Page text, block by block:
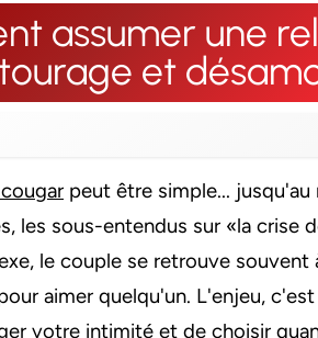
assumer une
et
peut être simple...
les sous-entendus sur «la crise
le couple se retrouve
aimer quelqu'un. L'enjeu,
votre intimité et de choisir